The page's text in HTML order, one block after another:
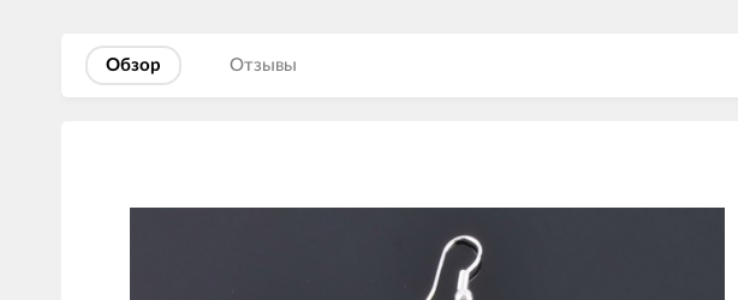
Обзор Отзывы